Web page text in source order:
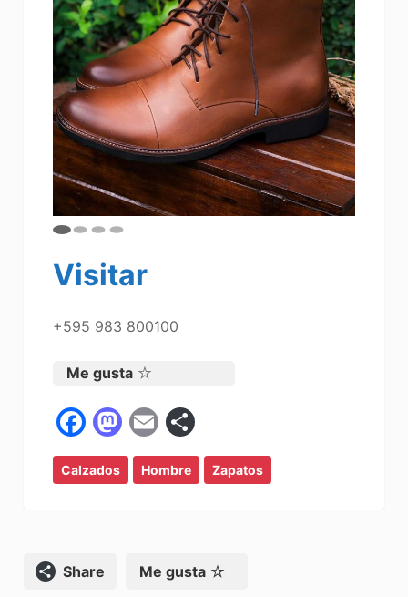
Visitar
+595 983 800100
Me gusta
F
a
c
o
M
a
st
E
m
ai
o
m
tir
Calzados Hombre Zapatos
Compartir Me gusta